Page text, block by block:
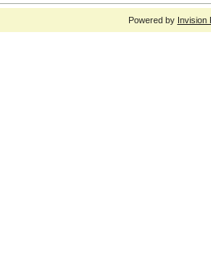
Powered by Invision